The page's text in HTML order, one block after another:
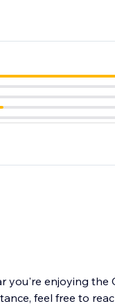
you're enjoying the
feel free to